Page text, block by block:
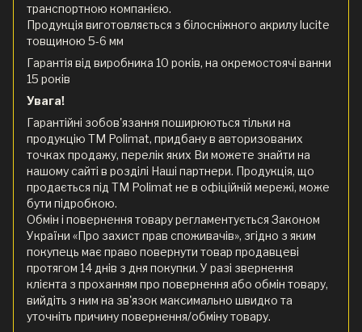
транспортною компанією.
Продукція виготовляється з білосніжного акрилу lucite
товщиною 5-6 мм
Гарантія від виробника 10 років, на окремостоячі ванни
15 років
Увага!
Гарантійні зобов'язання поширюються тільки на
продукцію ТМ Polimat, придбану в авторизованих
точках продажу, перелік яких Ви можете знайти на
нашому сайті в розділі Наші партнери. Продукція, що
продається під ТМ Polimat не в офіційній мережі, може
бути підробкою.
Обмін і повернення товару регламентується Законом
України «Про захист прав споживачів», згідно з яким
покупець має право повернути товар продавцеві
протягом 14 днів з дня покупки. У разі звернення
клієнта з проханням про повернення або обмін товару,
вийдіть з ним на зв'язок максимально швидко та
уточніть причину повернення/обміну товару.